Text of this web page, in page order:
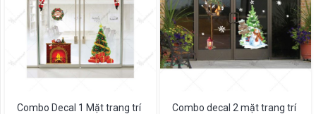
Combo Decal 1 Mặt trang trí
Combo decal 2 mặt trang trí